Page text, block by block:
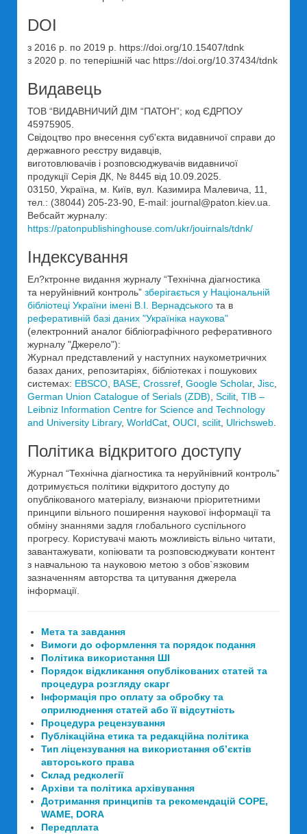
DOI
з 2016 р. по 2019 р. https://doi.org/10.15407/tdnk
з 2020 р. по теперішній час https://doi.org/10.37434/tdnk
Видавець
ТОВ “ВИДАВНИЧИЙ ДІМ “ПАТОН”; код ЄДРПОУ
45975905.
Свідоцтво про внесення суб'єкта видавничої справи до
державного реєстру видавців,
виготовлювачів і розповсюджувачів видавничої
продукції Серія ДК, № 8445 від 10.09.2025.
03150, Україна, м. Київ, вул. Казимира Малевича, 11,
тел.: (38044) 205-23-90, E-mail: journal@paton.kiev.uа.
Вебсайт журналу:
https://patonpublishinghouse.com/ukr/jouirnals/tdnk/
Індексування
Ел?ктронне видання журналу “Технічна діагностика
та неруйнівний контроль” зберігається у Національній
бібліотеці України імені В.І. Вернадського та в
реферативній базі даних "Україніка наукова"
(електронний аналог бібліографічного реферативного
журналу "Джерело"):
Журнал представлений у наступних наукометричних
базах даних, репозитаріях, бібліотеках і пошукових
системах: EBSCO BASE Crossref Google Scholar, Jisc
German Union Catalogue of Serials (ZDB) Scilit TIB –
Leibniz Information Centre for Science and Technology
and University Library, WorldCat OUCI scilit Ulrichsweb
Політика відкритого доступу
Журнал “Технічна діагностика та неруйнівний контроль”
дотримується політики відкритого доступу до
опублікованого матеріалу, визнаючи пріоритетними
принципи вільного поширення наукової інформації та
обміну знаннями задля глобального суспільного
прогресу. Користувачі мають можливість вільно читати,
завантажувати, копіювати та розповсюджувати контент
з навчальною та науковою метою з обов`язковим
зазначенням авторства та цитування джерела
інформації.
Мета та завдання
Вимоги до оформлення та порядок подання
Політика використання ШІ
Порядок відкликання опублікованих статей та
процедура розгляду скарг
Інформація про оплату за обробку та
оприлюднення статей або її відсутність
Процедура рецензування
Публікаційна етика та редакційна політика
Тип ліцензування на використання об’єктів
авторського права
Склад редколегії
Архіви та політика архівування
Дотримання принципів та рекомендацій COPE,
WAME, DORA
Передплата